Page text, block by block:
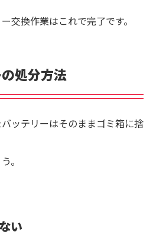
交換作業はこれで完了です。
処分方法
ッテリーはそのままゴミ箱に捨
。
い